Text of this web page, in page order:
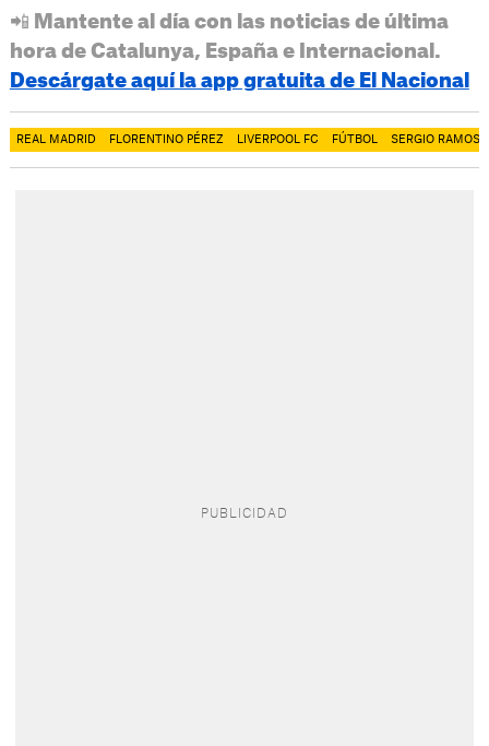
📲 Mantente al día con las noticias de última
hora de Catalunya, España e Internacional.
Descárgate aquí la app gratuita de El Nacional
REAL MADRID FLORENTINO PÉREZ LIVERPOOL FC FÚTBOL SERGIO RAMOS